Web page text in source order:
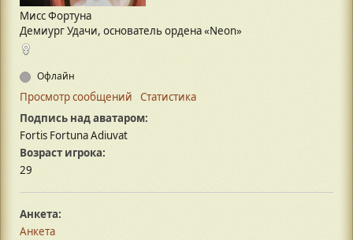
Мисс Фортуна
Демиург Удачи, основатель ордена «‎Neon»
Офлайн
Просмотр сообщений
Статистика
Подпись над аватаром:
Fortis Fortuna Adiuvat
Возраст игрока:
29
Анкета:
Анкета